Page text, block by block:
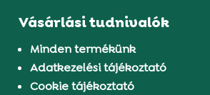
Vásárlási tudnivalók
Minden termékünk
Adatkezelési tájékoztató
Cookie tájékoztató